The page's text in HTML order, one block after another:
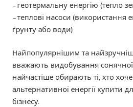
– геотермальну енергію (тепло
– теплові насоси (використання
ґрунту або води)
Найпопулярнішим та
вважають видобування сонячної
найчастіше обирають ті, хто
альтернативної енергії купити
бізнесу.